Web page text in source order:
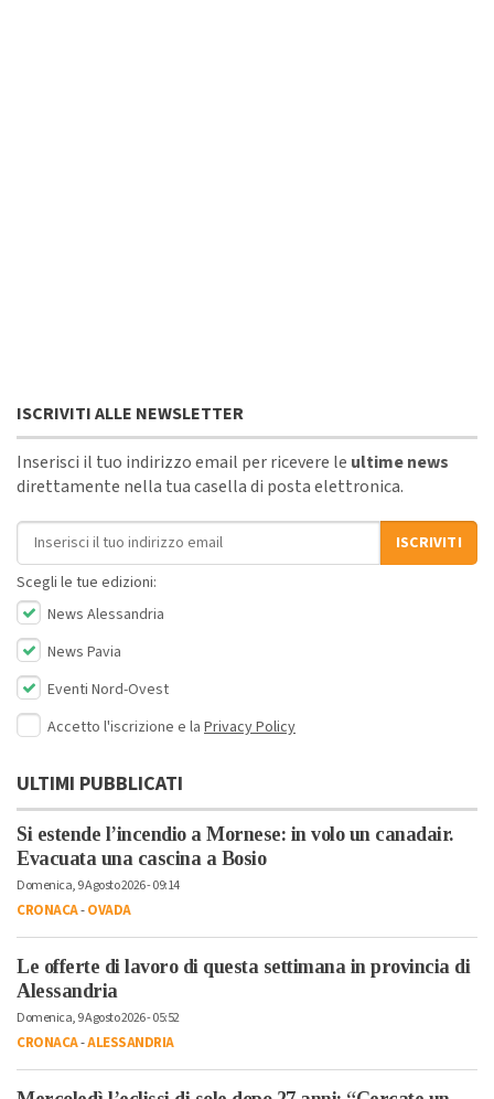
ISCRIVITI ALLE NEWSLETTER
Inserisci il tuo indirizzo email per ricevere le ultime news
direttamente nella tua casella di posta elettronica.
Indirizzo email
ISCRIVITI
Scegli le tue edizioni:
News Alessandria
News Pavia
Eventi Nord-Ovest
Accetto l'iscrizione e la Privacy Policy
ULTIMI PUBBLICATI
Si estende l’incendio a Mornese: in volo un canadair.
Evacuata una cascina a Bosio
Domenica, 9 Agosto 2026 - 09:14
CRONACA-OVADA
Le offerte di lavoro di questa settimana in provincia di
Alessandria
Domenica, 9 Agosto 2026 - 05:52
CRONACA-ALESSANDRIA